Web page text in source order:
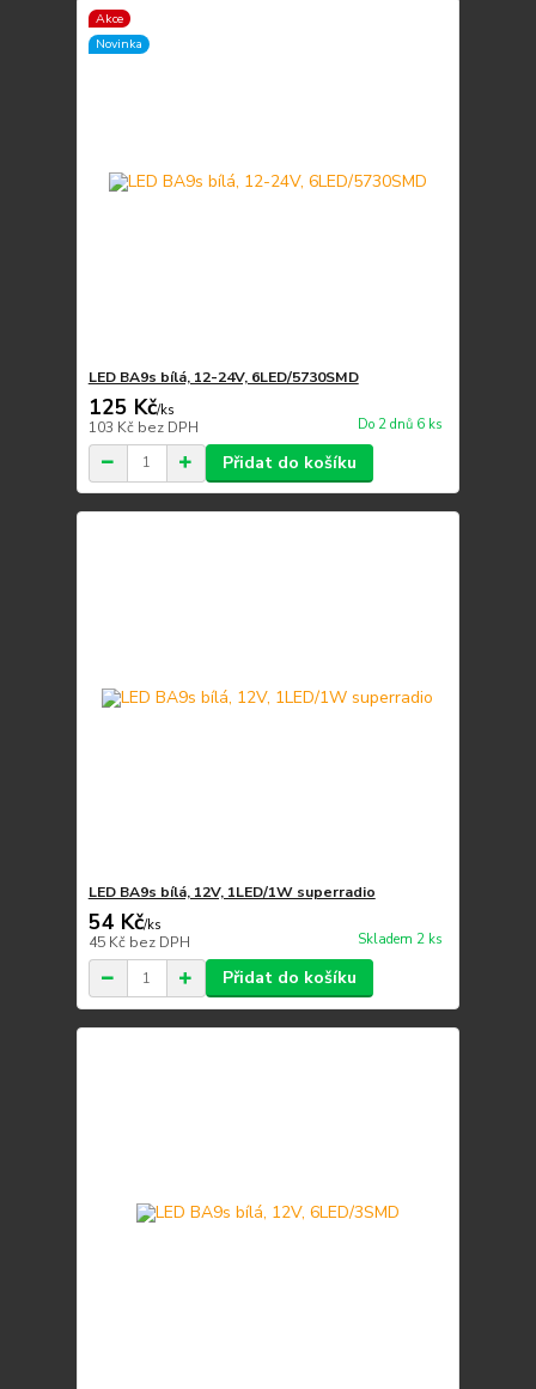
Akce
Novinka
LED BA9s bílá, 12-24V, 6LED/5730SMD
125 Kč/ks
103 Kč bez DPH Do 2 dnů 6 ks
Přidat do košíku
LED BA9s bílá, 12V, 1LED/1W superradio
54 Kč/ks
45 Kč bez DPH Skladem 2 ks
Přidat do košíku